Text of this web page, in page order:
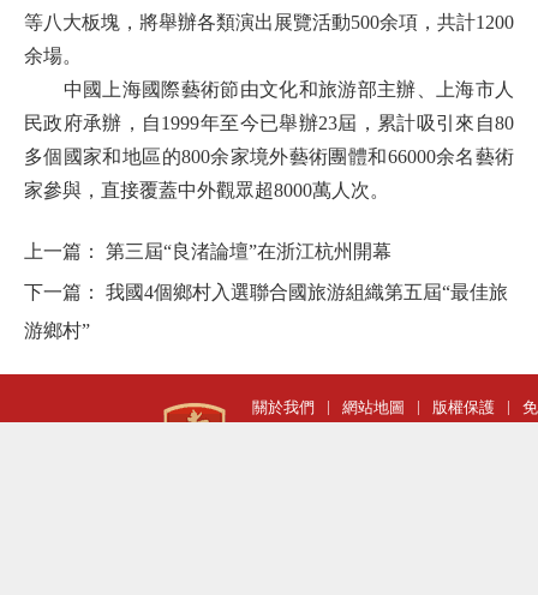
等八大板塊，將舉辦各類演出展覽活動500余項，共計1200
余場。
中國
上海國際藝術節由文化和旅游部主辦、上海市 人
民政府承辦 ， 自1999年至今已舉辦23屆，累計吸引來自80
多個國家和地區的800余家境外藝術團體和66000余名藝術
家參與， 直接覆蓋中外觀眾超8000萬人次。
上一篇： 第三屆“良渚論壇”在浙江杭州開幕
下一篇： 我國4個鄉村入選聯合國旅游組織第五屆“最佳旅
游鄉村”